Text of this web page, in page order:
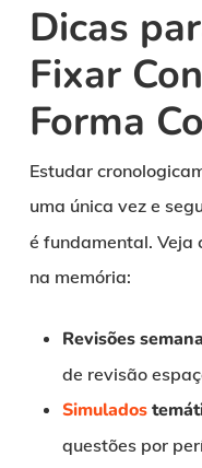
Dicas
Fixar
Forma
Estudar
uma única vez e
é fundamental. Veja
na memória:
Revisões
de revisão
Simulados
questões por